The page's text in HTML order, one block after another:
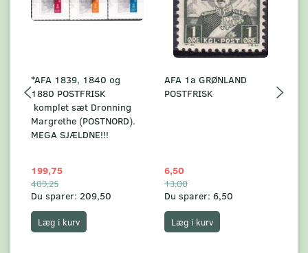
*AFA 1839, 1840 og
1880 POSTFRISK
komplet sæt Dronning
Margrethe (POSTNORD).
MEGA SJÆLDNE!!!
199,75
409,25
Du sparer: 209,50
Læg i kurv
AFA 1a GRØNLAND
POSTFRISK
6,50
13,00
Du sparer: 6,50
Læg i kurv